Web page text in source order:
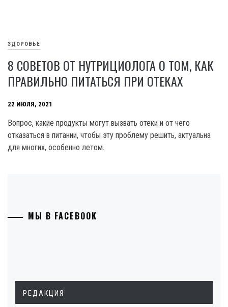
ЗДОРОВЬЕ
8 СОВЕТОВ ОТ НУТРИЦИОЛОГА О ТОМ, КАК
ПРАВИЛЬНО ПИТАТЬСЯ ПРИ ОТЕКАХ
22 ИЮЛЯ, 2021
Вопрос, какие продукты могут вызвать отеки и от чего
отказаться в питании, чтобы эту проблему решить, актуальна
для многих, особенно летом.
МЫ В FACEBOOK
РЕДАКЦИЯ